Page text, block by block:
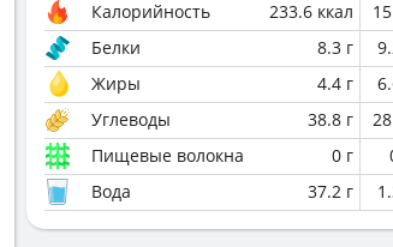
Калорийность 233.6 ккал
Белки
8.3 г
Жиры
4.4 г
Углеводы
38.8 г
Пищевые волокна
0 г
Вода
37.2 г